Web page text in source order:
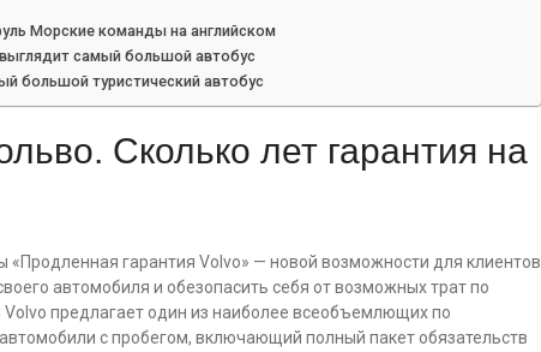
Морские команды на английском
самый большой автобус
большой туристический автобус
Сколько лет гарантия на
«Продленная гарантия Volvo» — новой возможности для клиентов
автомобиля и обезопасить себя от возможных трат по
Volvo предлагает один из наиболее всеобъемлющих по
с пробегом, включающий полный пакет обязательств